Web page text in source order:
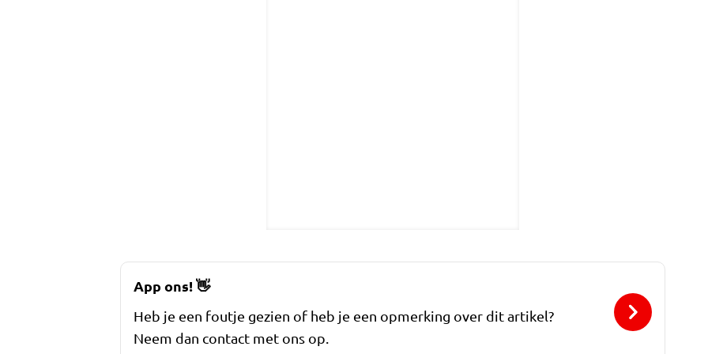
App ons!👋
Heb je een foutje gezien of heb je een opmerking over dit artikel?
Neem dan contact met ons op.